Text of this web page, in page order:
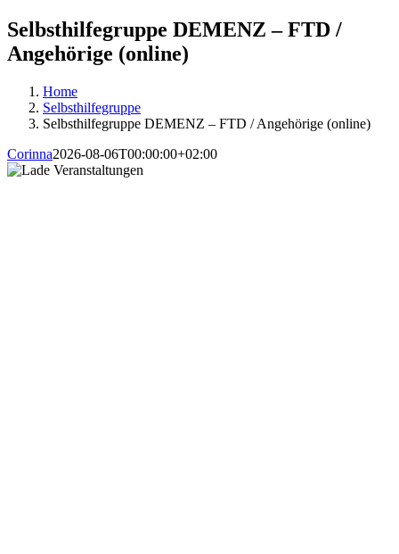
Selbsthilfegruppe DEMENZ – FTD /
Angehörige (online)
Home
Selbsthilfegruppe
Selbsthilfegruppe DEMENZ – FTD / Angehörige (online)
Corinna2026-08-06T00:00:00+02:00